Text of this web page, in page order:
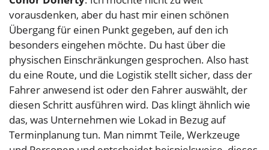
vorausdenken, aber du hast mir einen schönen
Übergang für einen Punkt gegeben, auf den ich
besonders eingehen möchte. Du hast über die
physischen Einschränkungen gesprochen. Also hast
du eine Route, und die Logistik stellt sicher, dass der
Fahrer anwesend ist oder den Fahrer auswählt, der
diesen Schritt ausführen wird. Das klingt ähnlich wie
das, was Unternehmen wie Lokad in Bezug auf
Terminplanung tun. Man nimmt Teile, Werkzeuge